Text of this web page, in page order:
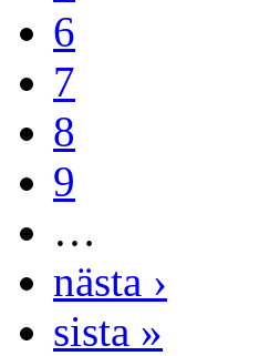
6
7
8
9
…
nästa ›
sista »